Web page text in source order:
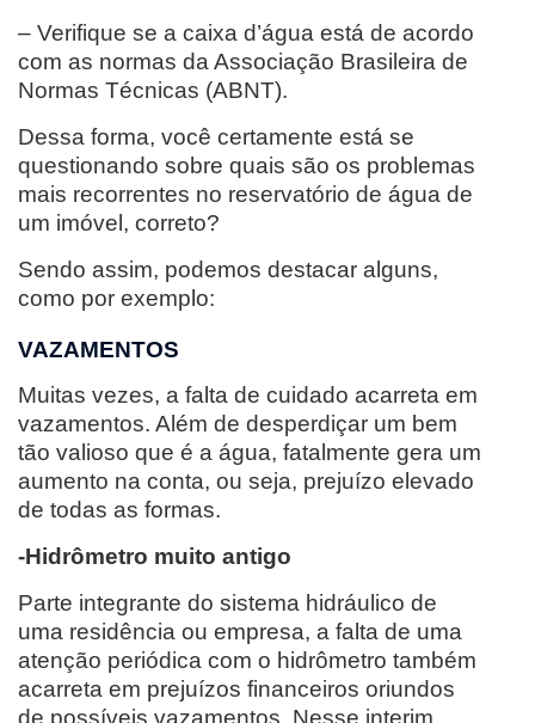
– Verifique se a caixa d’água está de acordo
com as normas da Associação Brasileira de
Normas Técnicas (ABNT).
Dessa forma, você certamente está se
questionando sobre quais são os problemas
mais recorrentes no reservatório de água de
um imóvel, correto?
Sendo assim, podemos destacar alguns,
como por exemplo:
VAZAMENTOS
Muitas vezes, a falta de cuidado acarreta em
vazamentos. Além de desperdiçar um bem
tão valioso que é a água, fatalmente gera um
aumento na conta, ou seja, prejuízo elevado
de todas as formas.
-Hidrômetro muito antigo
Parte integrante do sistema hidráulico de
uma residência ou empresa, a falta de uma
atenção periódica com o hidrômetro também
acarreta em prejuízos financeiros oriundos
de possíveis vazamentos. Nesse interim